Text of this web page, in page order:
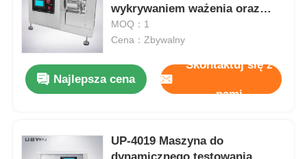
Poprosić o wycenę
Sprzęt do badań laboratoryjnych
Uniwersalna maszyna testująca
wykrywaniem ważenia oraz
stałą kontrolą wilgotności i
temperatury dla sprzętu
MOQ：1
Cena：Zbywalny
Najlepsza cena
Skontaktuj się z
nami
UP-4019 Maszyna do
dynamicznego testowania